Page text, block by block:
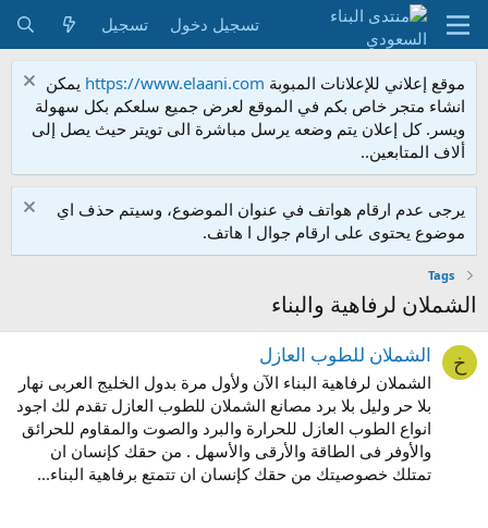
تسجيل دخول تسجيل
موقع إعلاني للإعلانات المبوبة https://www.elaani.com يمكن
انشاء متجر خاص بكم في الموقع لعرض جميع سلعكم بكل سهولة
ويسر. كل إعلان يتم وضعه يرسل مباشرة الى تويتر حيث يصل إلى
ألاف المتابعين..
يرجى عدم ارقام هواتف في عنوان الموضوع، وسيتم حذف اي
موضوع يحتوى على ارقام جوال ا هاتف.
Tags
الشملان لرفاهية والبناء
خ الشملان للطوب العازل
الشملان لرفاهية البناء الآن ولأول مرة بدول الخليج العربى نهار
بلا حر وليل بلا برد مصانع الشملان للطوب العازل تقدم لك اجود
انواع الطوب العازل للحرارة والبرد والصوت والمقاوم للحرائق
والأوفر فى الطاقة والأرقى والأسهل . من حقك كإنسان ان
تمتلك خصوصيتك من حقك كإنسان ان تتمتع برفاهية البناء...